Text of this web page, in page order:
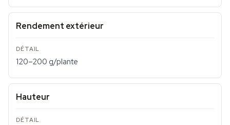
Rendement extérieur
120–200 g/plante
Hauteur